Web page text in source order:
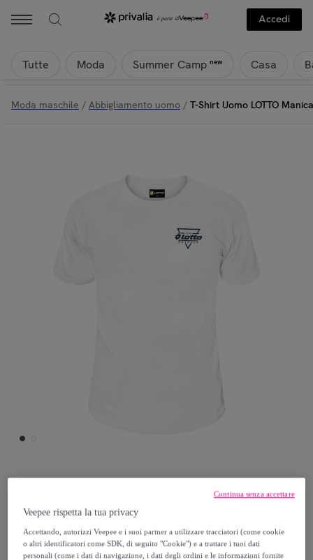
Accedi
Tutte Moda Summer Camp new Casa
Moda maschile / Abbigliamento uomo / T-Shirt Uomo LOTTO
T-Shirt Uomo LOTTO Manica Corta Cotone
Art.456056
Veepee rispetta la tua privacy
Accettando, autorizzi Veepee e i suoi partner a utilizzare tracciatori (come cookie
o altri identificatori come SDK, di seguito "Cookie") e a trattare i tuoi dati
personali (come i dati di navigazione, i dati degli ordini e le informazioni fornite
Continua senza accettare